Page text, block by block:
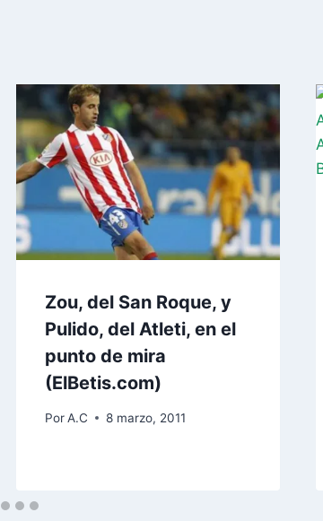
Zou, del San Roque, y
Pulido, del Atleti, en el
punto de mira
(ElBetis.com)
PorA.C 8 marzo, 2011